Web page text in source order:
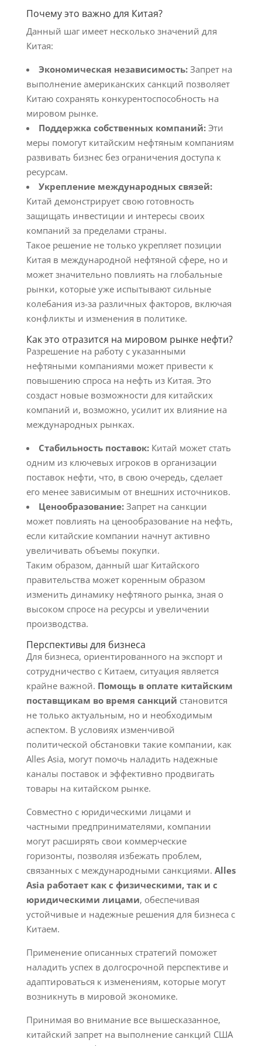
Почему это важно для Китая?
Данный шаг имеет несколько значений для
Китая:
Экономическая независимость:Запрет на
выполнение американских санкций позволяет
Китаю сохранять конкурентоспособность на
мировом рынке.
Поддержка собственных компаний:Эти
меры помогут китайским нефтяным компаниям
развивать бизнес без ограничения доступа к
ресурсам.
Укрепление международных связей:
Китай демонстрирует свою готовность
защищать инвестиции и интересы своих
компаний за пределами страны.
Такое решение не только укрепляет позиции
Китая в международной нефтяной сфере, но и
может значительно повлиять на глобальные
рынки, которые уже испытывают сильные
колебания из-за различных факторов, включая
конфликты и изменения в политике.
Как это отразится на мировом рынке нефти?
Разрешение на работу с указанными
нефтяными компаниями может привести к
повышению спроса на нефть из Китая. Это
создаст новые возможности для китайских
компаний и, возможно, усилит их влияние на
международных рынках.
Стабильность поставок:Китай может стать
одним из ключевых игроков в организации
поставок нефти, что, в свою очередь, сделает
его менее зависимым от внешних источников.
Ценообразование:Запрет на санкции
может повлиять на ценообразование на нефть,
если китайские компании начнут активно
увеличивать объемы покупки.
Таким образом, данный шаг Китайского
правительства может коренным образом
изменить динамику нефтяного рынка, зная о
высоком спросе на ресурсы и увеличении
производства.
Перспективы для бизнеса
Для бизнеса, ориентированного на экспорт и
сотрудничество с Китаем, ситуация является
крайне важной. Помощь в оплате китайским
поставщикам во время санкций становится
не только актуальным, но и необходимым
аспектом. В условиях изменчивой
политической обстановки такие компании, как
Alles Asia, могут помочь наладить надежные
каналы поставок и эффективно продвигать
товары на китайском рынке.
Совместно с юридическими лицами и
частными предпринимателями, компании
могут расширять свои коммерческие
горизонты, позволяя избежать проблем,
связанных с международными санкциями. Alles
Asia работает как с физическими, так и с
юридическими лицами, обеспечивая
устойчивые и надежные решения для бизнеса с
Китаем.
Применение описанных стратегий поможет
наладить успех в долгосрочной перспективе и
адаптироваться к изменениям, которые могут
возникнуть в мировой экономике.
Принимая во внимание все вышесказанное,
китайский запрет на выполнение санкций США